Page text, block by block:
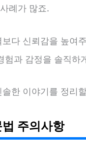
례가 많죠.
다 신뢰감을 높여
험과 감정을 솔직하
한 이야기를 정리
주의사항